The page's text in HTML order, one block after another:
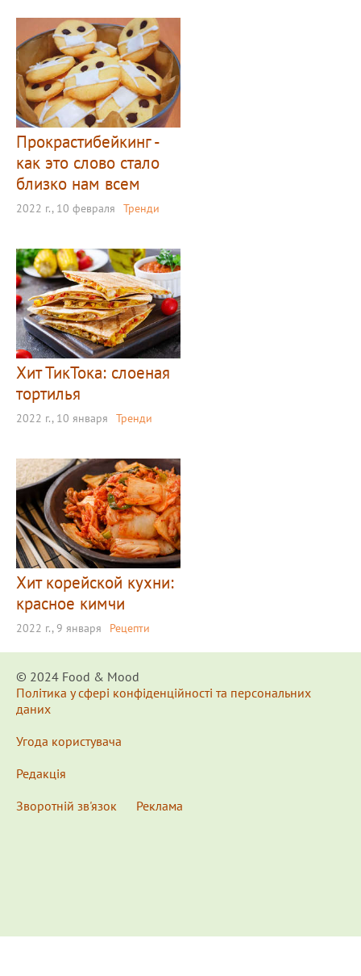
Прокрастибейкинг -
как это слово стало
близко нам всем
2022 г., 10 февраля Тренди
Хит ТикТока: слоеная
тортилья
2022 г., 10 января Тренди
Хит корейской кухни:
красное кимчи
2022 г., 9 января Рецепти
© 2024 Food & Мood
Політика у сфері конфіденційності та персональних
даних
Угода користувача
Редакція
Зворотній зв'язок
Реклама